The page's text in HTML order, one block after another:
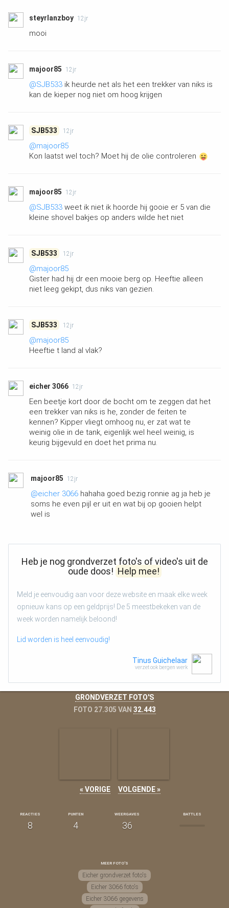
steyrlanzboy 12jr
mooi
majoor85 12jr
@SJB533 ik heurde net als het een trekker van niks is
kan de kieper nog niet om hoog krijgen
SJB533 12jr
@majoor85
Kon laatst wel toch? Moet hij de olie controleren
majoor85 12jr
@SJB533 weet ik niet ik hoorde hij gooie er 5 van die
kleine shovel bakjes op anders wilde het niet
SJB533 12jr
@majoor85
Gister had hij dr een mooie berg op. Heeftie alleen
niet leeg gekipt, dus niks van gezien.
SJB533 12jr
@majoor85
Heeftie t land al vlak?
eicher 3066 12jr
Een beetje kort door de bocht om te zeggen dat het
een trekker van niks is he, zonder de feiten te
kennen? Kipper vliegt omhoog nu, er zat wat te
weinig olie in de tank, eigenlijk wel heel weinig, is
keurig bijgevuld en doet het prima nu.
majoor85 12jr
@eicher 3066 hahaha goed bezig ronnie ag ja heb je
soms he even pijl er uit en wat bij op gooien helpt
wel is
Heb je nog grondverzet foto's of video's uit de
oude doos! Help mee!
Meld je eenvoudig aan voor deze website en maak elke week
opnieuw kans op een geldprijs! De 5 meestbekeken van de
week worden namelijk beloond!
Lid worden is heel eenvoudig!
Tinus Guichelaar
verzet ook bergen werk
GRONDVERZET FOTO'S
FOTO 27.305 VAN 32.443
« VORIGE VOLGENDE »
REACTIES
8
PUNTEN
4
WEERGAVES
36
BATTLES
MEER FOTO'S
Eicher grondverzet foto's
Eicher 3066 foto's
Eicher 3066 gegevens